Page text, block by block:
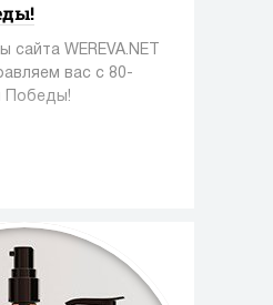
WEREVA.NET
вас с 80-
Победы!